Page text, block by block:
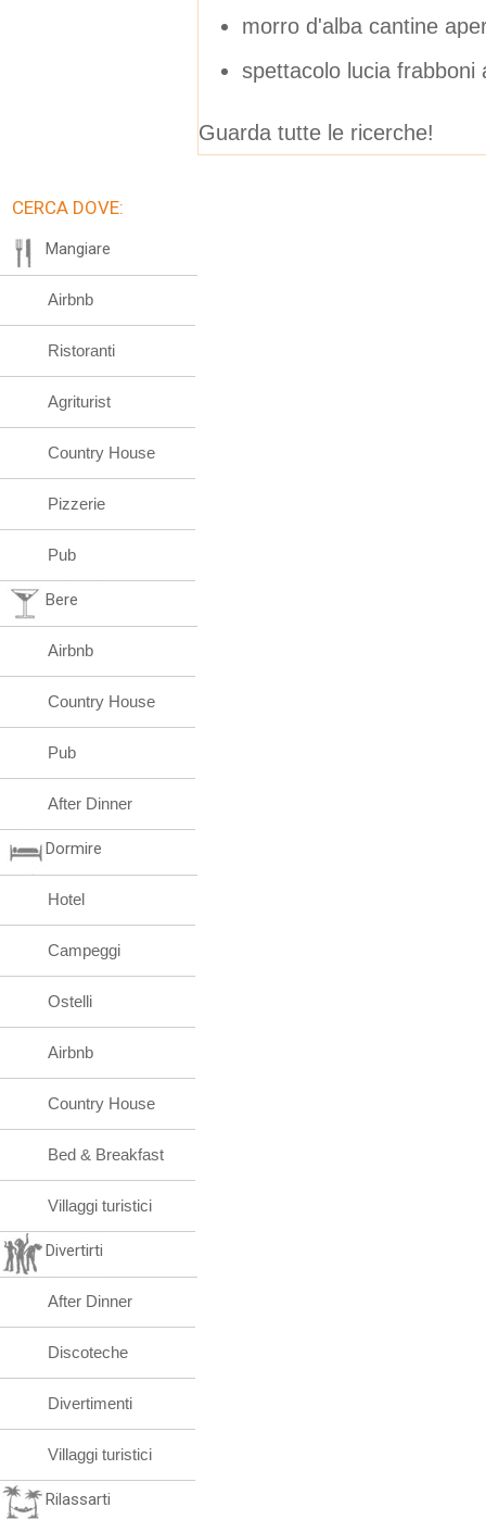
morro d'alba cantine
spettacolo lucia frabboni
Guarda tutte le ricerche!
CERCA DOVE:
Mangiare
Airbnb
Ristoranti
Agriturist
Country House
Pizzerie
Pub
Bere
Airbnb
Country House
Pub
After Dinner
Dormire
Hotel
Campeggi
Ostelli
Airbnb
Country House
Bed & Breakfast
Villaggi turistici
Divertirti
After Dinner
Discoteche
Divertimenti
Villaggi turistici
Rilassarti